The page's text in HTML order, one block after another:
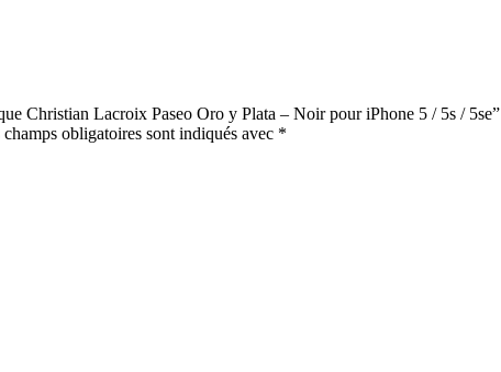
Christian Lacroix Paseo Oro y Plata – Noir pour iPhone 5 / 5s / 5se”
champs obligatoires sont indiqués avec *